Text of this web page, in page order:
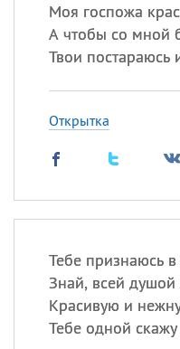
Моя госпожа
А чтобы со мной
Твои постараюсь
Открытка
Тебе признаюсь в
Знай, всей
Красивую и
Тебе одной